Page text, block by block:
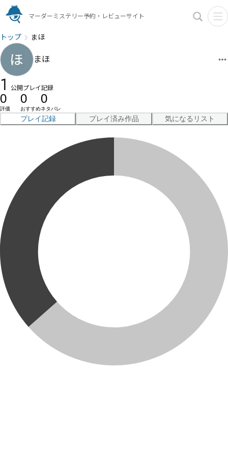
マーダーミステリー予約・レビューサイト
トップ まほ
まほ
1 公開プレイ記録
0
評価
0
おすすめ
0
ネタバレ
プレイ記録 プレイ済み作品 気になるリスト